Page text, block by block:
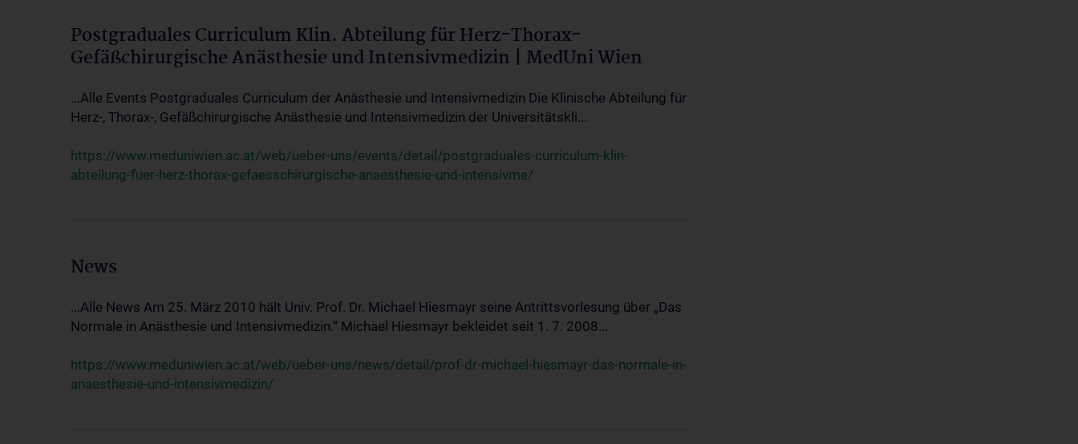
Postgraduales Curriculum Klin. Abteilung für Herz-Thorax-
Gefäßchirurgische Anästhesie und Intensivmedizin | MedUni Wien
...Alle Events Postgraduales Curriculum der Anästhesie und Intensivmedizin Die Klinische Abteilung für
Herz-, Thorax-, Gefäßchirurgische Anästhesie und Intensivmedizin der Universitätskli...
https://www.meduniwien.ac.at/web/ueber-uns/events/detail/postgraduales-curriculum-klin-
abteilung-fuer-herz-thorax-gefaesschirurgische-anaesthesie-und-intensivme/
News
...Alle News Am 25. März 2010 hält Univ. Prof. Dr. Michael Hiesmayr seine Antrittsvorlesung über „Das
Normale in Anästhesie und Intensivmedizin.“ Michael Hiesmayr bekleidet seit 1. 7. 2008...
https://www.meduniwien.ac.at/web/ueber-uns/news/detail/prof-dr-michael-hiesmayr-das-normale-in-
anaesthesie-und-intensivmedizin/